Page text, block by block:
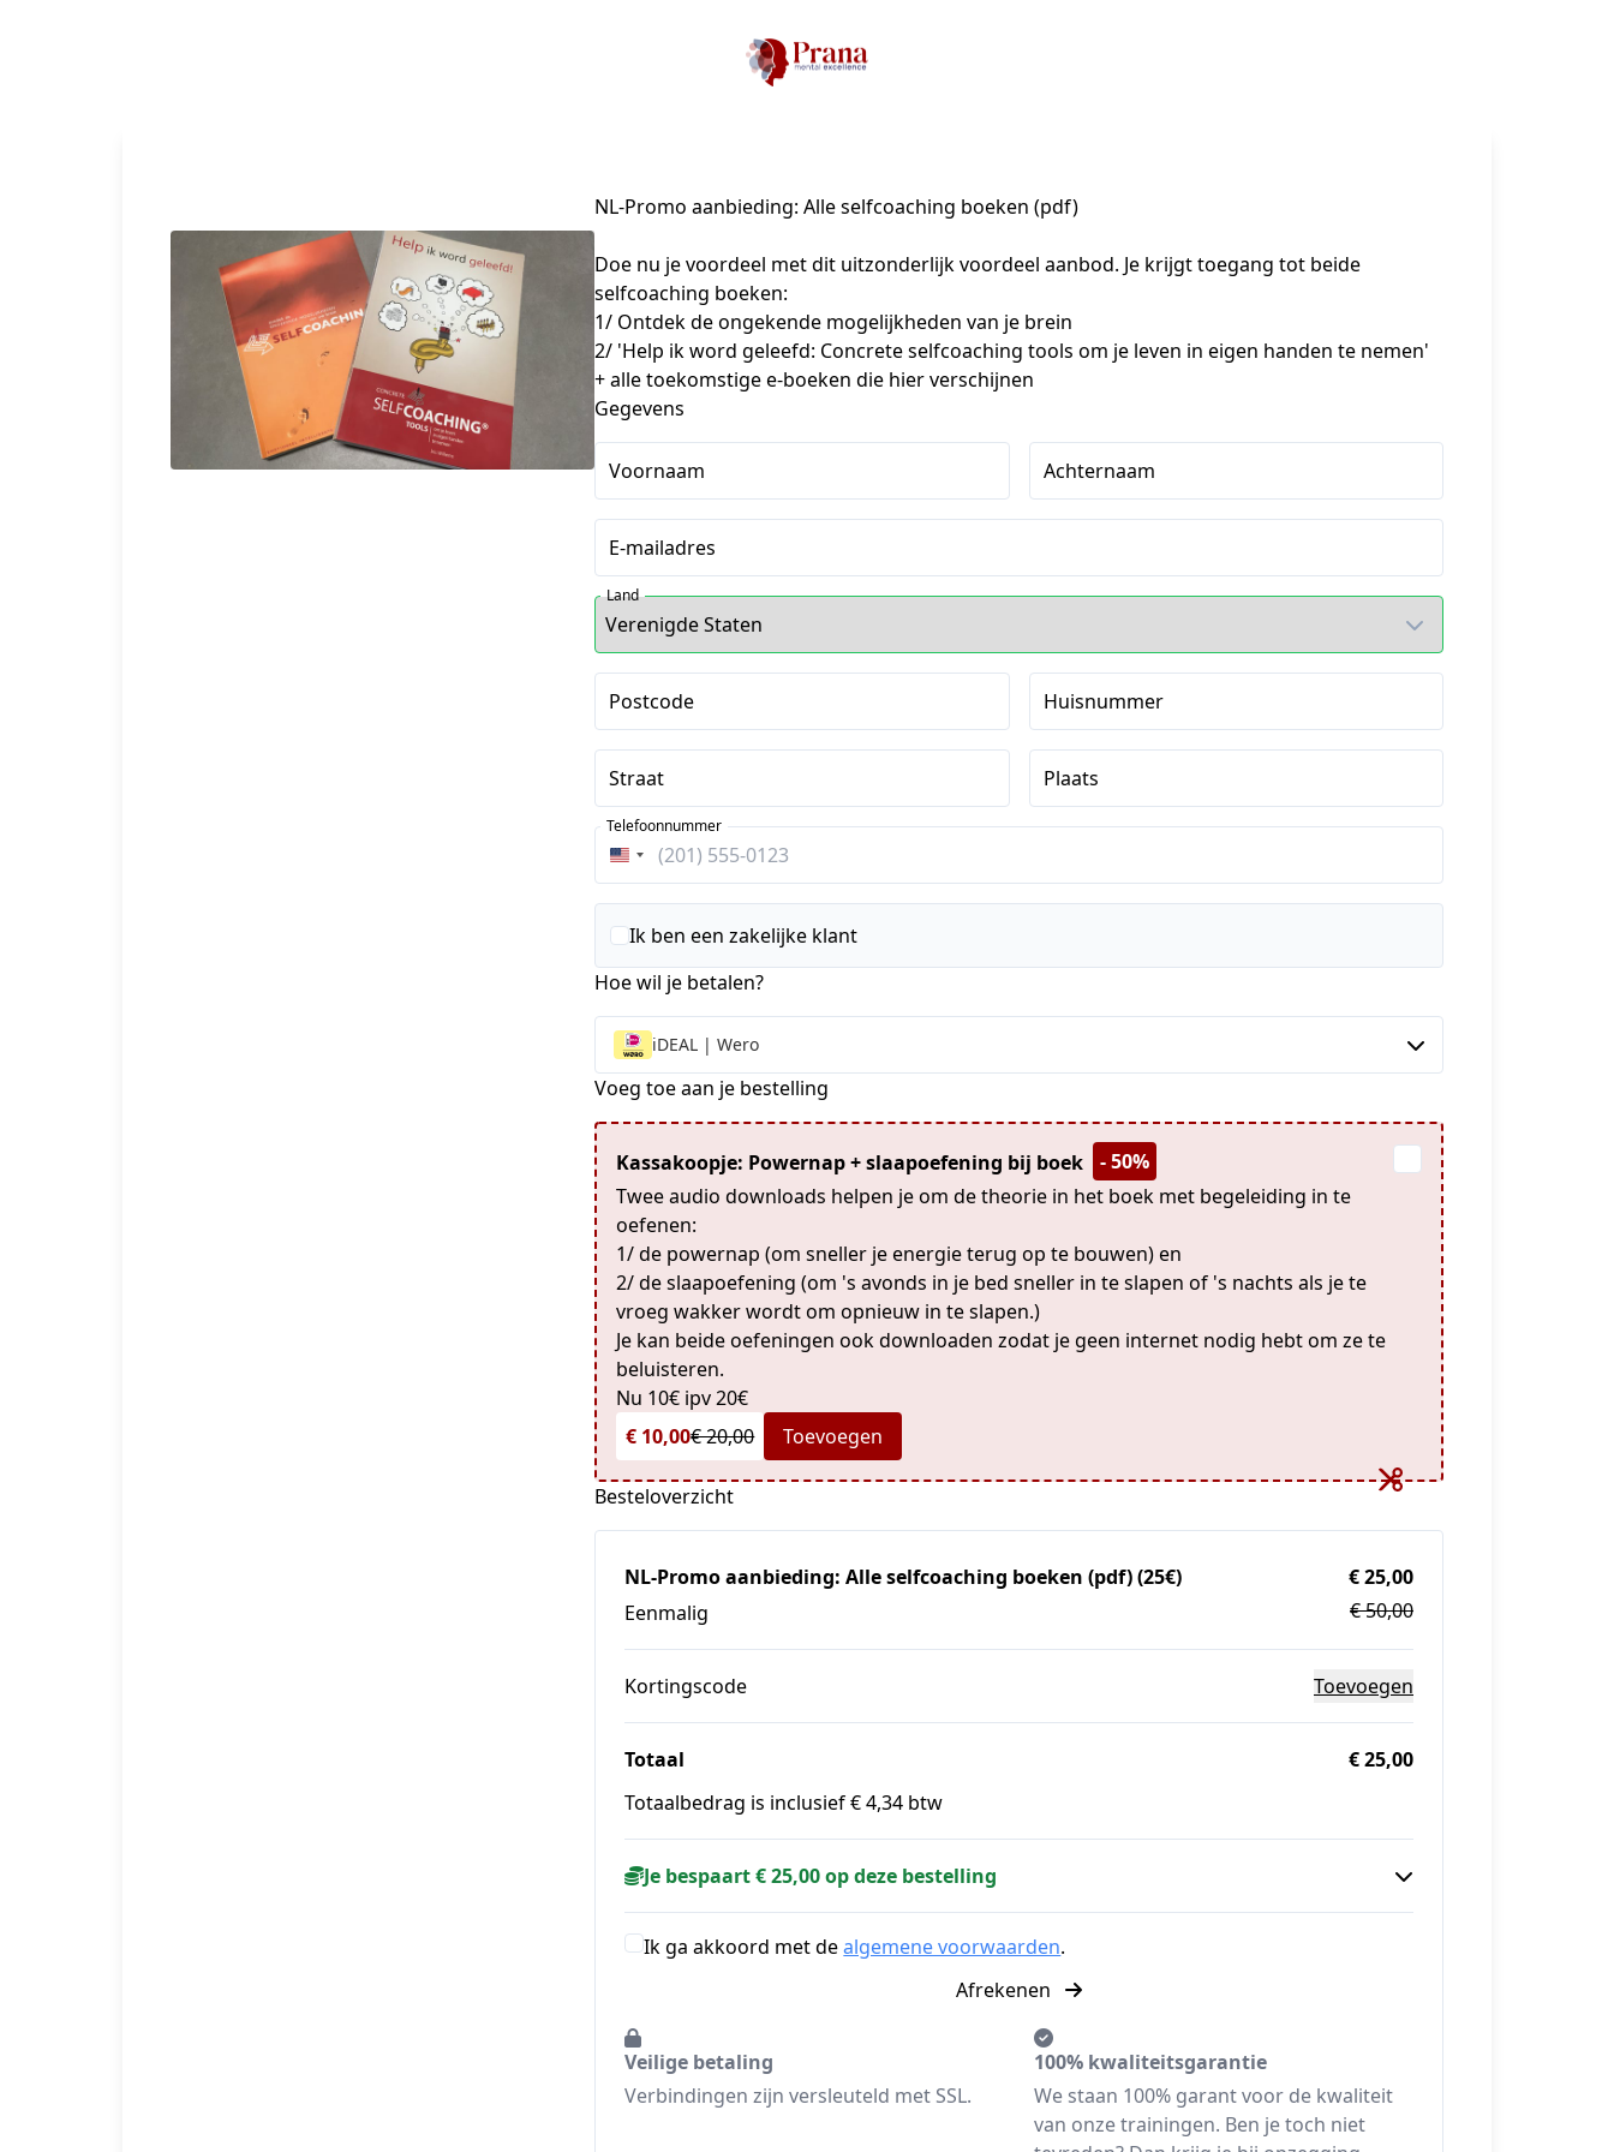
NL-Promo aanbieding: Alle selfcoaching boeken (pdf)
Doe nu je voordeel met dit uitzonderlijk voordeel aanbod. Je krijgt toegang tot beide
selfcoaching boeken:
1/ Ontdek de ongekende mogelijkheden van je brein
2/ 'Help ik word geleefd: Concrete selfcoaching tools om je leven in eigen handen te nemen'
+ alle toekomstige e-boeken die hier verschijnen
Gegevens
Voornaam Achternaam
E-mailadres
Land
Postcode Huisnummer
Straat Plaats
Verenigde
Staten
Telefoonnummer
Ik ben een zakelijke klant
Hoe wil je betalen?
iDEAL | Wero
Voeg toe aan je bestelling
Kassakoopje: Powernap + slaapoefening bij boek
- 50%
Twee audio downloads helpen je om de theorie in het boek met begeleiding in te
oefenen:
1/ de powernap (om sneller je energie terug op te bouwen) en
2/ de slaapoefening (om 's avonds in je bed sneller in te slapen of 's nachts als je te
vroeg wakker wordt om opnieuw in te slapen.)
Je kan beide oefeningen ook downloaden zodat je geen internet nodig hebt om ze te
beluisteren.
Nu 10€ ipv 20€
€ 10,00€ 20,00 Toevoegen
Besteloverzicht
NL-Promo aanbieding: Alle selfcoaching boeken (pdf) (25€)
Eenmalig
€ 25,00
€ 50,00
Kortingscode Toevoegen
Totaal
€ 25,00
Totaalbedrag is inclusief € 4,34 btw
Je bespaart € 25,00 op deze bestelling
Ik ga akkoord met dealgemene voorwaarden.
Afrekenen
Veilige betaling
Verbindingen zijn versleuteld met SSL.
100% kwaliteitsgarantie
We staan 100% garant voor de kwaliteit
van onze trainingen. Ben je toch niet